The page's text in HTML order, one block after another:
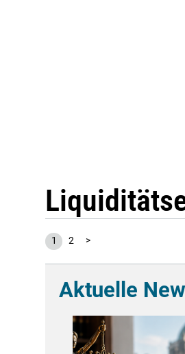
1 2 >
Aktuelle